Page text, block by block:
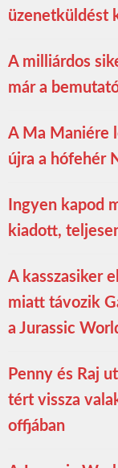
üzenetküldést
A milliárdos
már a
A Ma Maniére
újra a hófehér
Ingyen kapod
kiadott,
A kasszasiker
miatt távozik
a Jurassic
Penny és Raj
tért vissza
offjában